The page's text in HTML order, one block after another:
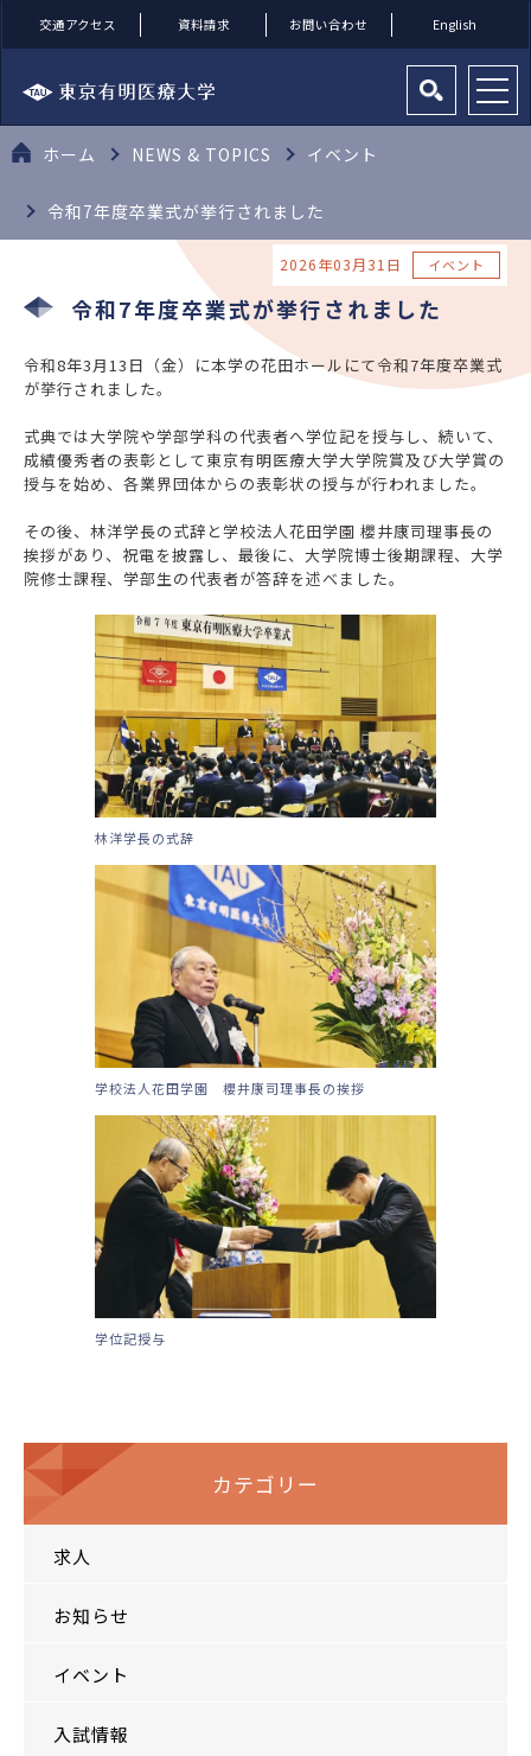
交通アクセス 資料請求 お問い合わせ English
ホーム NEWS & TOPICS イベント
令和7年度卒業式が挙行されました
カテゴリー
求人
お知らせ
イベント
入試情報
令和7年度卒業式が挙行されました
2026年03月31日 イベント
令和8年3月13日（金）に本学の花田ホールにて令和7年度卒業式
が挙行されました。
式典では大学院や学部学科の代表者へ学位記を授与し、続いて、
成績優秀者の表彰として東京有明医療大学大学院賞及び大学賞の
授与を始め、各業界団体からの表彰状の授与が行われました。
その後、林洋学長の式辞と学校法人花田学園 櫻井康司理事長の
挨拶があり、祝電を披露し、最後に、大学院博士後期課程、大学
院修士課程、学部生の代表者が答辞を述べました。
林洋学長の式辞
学校法人花田学園 櫻井康司理事長の挨拶
学位記授与